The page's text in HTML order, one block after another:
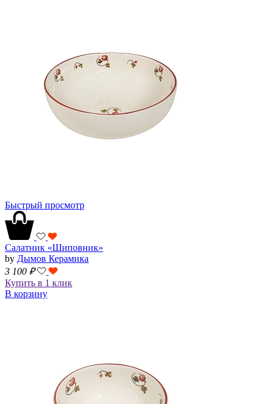
Быстрый просмотр
Салатник «Шиповник»
by Дымов Керамика
3 100 ₽
Купить в 1 клик
В корзину